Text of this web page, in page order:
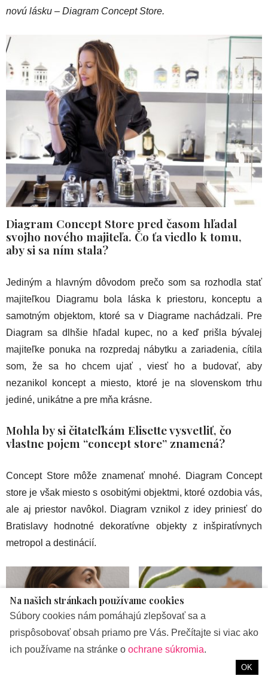
novú lásku – Diagram Concept Store.
Diagram Concept Store pred časom hľadal
svojho nového majiteľa. Čo ťa viedlo k tomu,
aby si sa ním stala?
Jediným a hlavným dôvodom prečo som sa rozhodla stať
majiteľkou Diagramu bola láska k priestoru, konceptu a
samotným objektom, ktoré sa v Diagrame nachádzali. Pre
Diagram sa dlhšie hľadal kupec, no a keď prišla bývalej
majiteľke ponuka na rozpredaj nábytku a zariadenia, cítila
som, že sa ho chcem ujať , viesť ho a budovať, aby
nezanikol koncept a miesto, ktoré je na slovenskom trhu
jediné, unikátne a pre mňa krásne.
Mohla by si čitateľkám Elisette vysvetliť, čo
vlastne pojem “concept store” znamená?
Concept Store môže znamenať mnohé. Diagram Concept
store je však miesto s osobitými objektmi, ktoré ozdobia vás,
ale aj priestor navôkol. Diagram vznikol z idey priniesť do
Bratislavy hodnotné dekoratívne objekty z inšpiratívnych
metropol a destinácií.
Na našich stránkach používame cookies
Súbory cookies nám pomáhajú zlepšovať sa a
prispôsobovať obsah priamo pre Vás. Prečítajte si viac ako
ich používame na stránke o ochrane súkromia.
OK